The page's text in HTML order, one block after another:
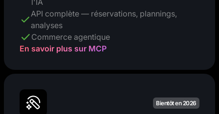
l'IA
API complète — réservations, plannings,
analyses
Commerce agentique
En savoir plus sur MCP
Bientôt en 2026